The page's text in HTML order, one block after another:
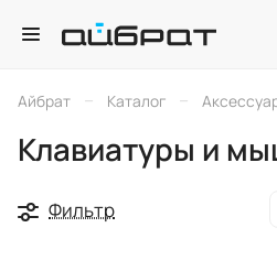
Айбрат – Каталог –
Клавиатуры и
Фильтр